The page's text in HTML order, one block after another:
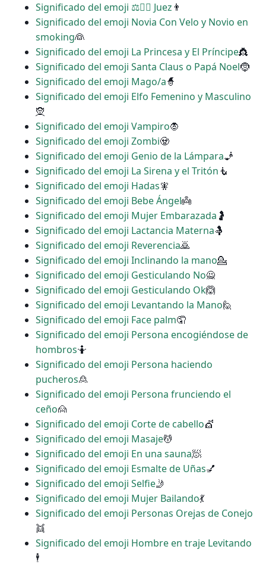
Significado del emoji ‍⚖️👩‍⚖️ Juez 👨
Significado del emoji Novia Con Velo y Novio en
smoking👰
Significado del emoji La Princesa y El Príncipe👸
Significado del emoji Santa Claus o Papá Noel🤶
Significado del emoji Mago/a🧙
Significado del emoji Elfo Femenino y Masculino
🧝
Significado del emoji Vampiro🧛
Significado del emoji Zombi🧟
Significado del emoji Genio de la Lámpara🧞
Significado del emoji La Sirena y el Tritón 🧜
Significado del emoji Hadas🧚
Significado del emoji Bebe Ángel👼
Significado del emoji Mujer Embarazada 🤰
Significado del emoji Lactancia Materna🤱
Significado del emoji Reverencia🙇
Significado del emoji Inclinando la mano💁
Significado del emoji Gesticulando No🙅
Significado del emoji Gesticulando Ok🙆
Significado del emoji Levantando la Mano🙋
Significado del emoji Face palm🤦
Significado del emoji Persona encogiéndose de
hombros🤷
Significado del emoji Persona haciendo
pucheros🙎
Significado del emoji Persona frunciendo el
ceño🙍
Significado del emoji Corte de cabello💇
Significado del emoji Masaje💆
Significado del emoji En una sauna🧖
Significado del emoji Esmalte de Uñas💅
Significado del emoji Selfie🤳
Significado del emoji Mujer Bailando💃
Significado del emoji Personas Orejas de Conejo
👯
Significado del emoji Hombre en traje Levitando
🕴